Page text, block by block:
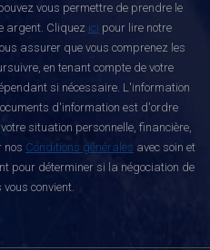
vous permettre de prendre le
argent. Cliquez ici pour lire notre
assurer que vous comprenez les
en tenant compte de votre
si nécessaire. L'information
d'information est d'ordre
situation personnelle, financière,
nos Conditions générales avec soin et
pour déterminer si la négociation de
convient.